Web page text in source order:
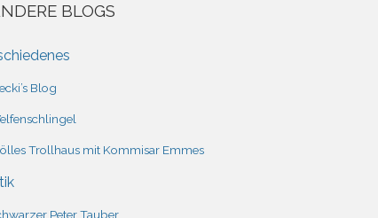
BLOGS
Blog
Trollhaus mit Kommisar Emmes
Peter Tauber